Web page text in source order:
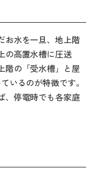
お水を一旦、地上階
の高置水槽に圧送
階の「受水槽」と屋
いるのが特徴です。
、停電時でも各家庭